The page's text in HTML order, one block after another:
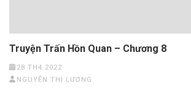
Truyện Trấn Hồn Quan – Chương 8
28 TH4 2022
NGUYỄN THỊ LƯƠNG